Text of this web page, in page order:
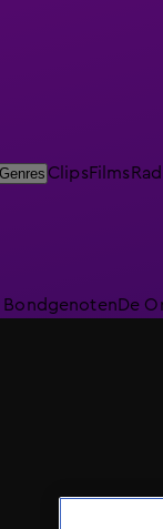
Genres ClipsFilms
BondgenotenDe